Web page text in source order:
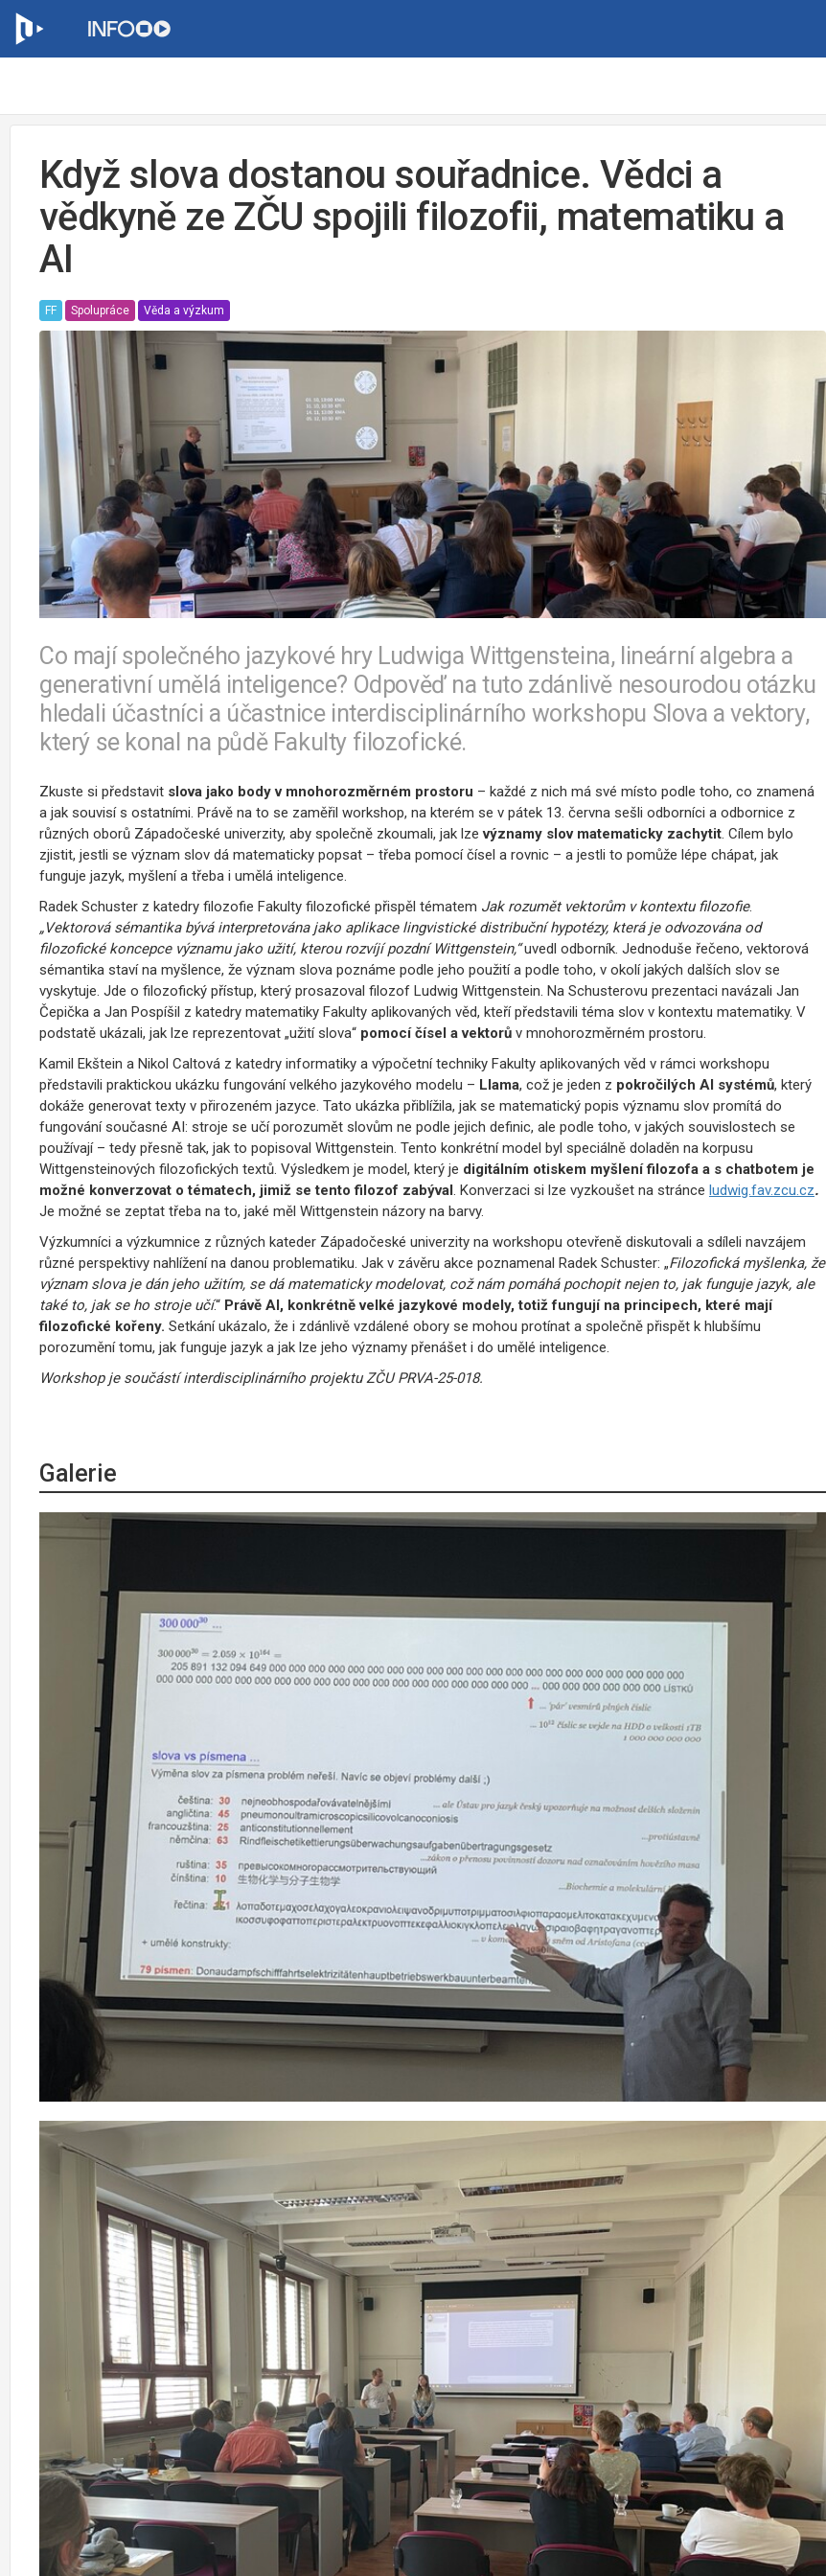
Když slova dostanou souřadnice. Vědci a
vědkyně ze ZČU spojili filozofii, matematiku a
AI
FF Spolupráce Věda a výzkum
Co mají společného jazykové hry Ludwiga Wittgensteina, lineární algebra a
generativní umělá inteligence? Odpověď na tuto zdánlivě nesourodou otázku
hledali účastníci a účastnice interdisciplinárního workshopu Slova a vektory,
který se konal na půdě Fakulty filozofické.
Zkuste si představit slova jako body v mnohorozměrném prostoru – každé z nich má své místo podle toho, co znamená
a jak souvisí s ostatními. Právě na to se zaměřil workshop, na kterém se v pátek 13. června sešli odborníci a odbornice z
různých oborů Západočeské univerzity, aby společně zkoumali, jak lze významy slov matematicky zachytit . Cílem bylo
zjistit, jestli se význam slov dá matematicky popsat – třeba pomocí čísel a rovnic – a jestli to pomůže lépe chápat, jak
funguje jazyk, myšlení a třeba i umělá inteligence.
Radek Schuster z katedry filozofie Fakulty filozofické přispěl tématem Jak rozumět vektorům v kontextu filozofie.
„Vektorová sémantika bývá interpretována jako aplikace lingvistické distribuční hypotézy, která je odvozována od
filozofické koncepce významu jako užití, kterou rozvíjí pozdní Wittgenstein,“uvedl odborník. Jednoduše řečeno, vektorová
sémantika staví na myšlence, že význam slova poznáme podle jeho použití a podle toho, v okolí jakých dalších slov se
vyskytuje. Jde o filozofický přístup, který prosazoval filozof Ludwig Wittgenstein. Na Schusterovu prezentaci navázali Jan
Čepička a Jan Pospíšil z katedry matematiky Fakulty aplikovaných věd, kteří představili téma slov v kontextu matematiky. V
podstatě ukázali, jak lze reprezentovat „užití slova“ pomocí čísel a vektorů v mnohorozměrném prostoru.
Kamil Ekštein a Nikol Caltová z katedry informatiky a výpočetní techniky Fakulty aplikovaných věd v rámci workshopu
představili praktickou ukázku fungování velkého jazykového modelu – Llama, což je jeden z pokročilých AI systémů, který
dokáže generovat texty v přirozeném jazyce. Tato ukázka přiblížila, jak se matematický popis významu slov promítá do
fungování současné AI: stroje se učí porozumět slovům ne podle jejich definic, ale podle toho, v jakých souvislostech se
používají – tedy přesně tak, jak to popisoval Wittgenstein. Tento konkrétní model byl speciálně doladěn na korpusu
Wittgensteinových filozofických textů. Výsledkem je model, který je digitálním otiskem myšlení filozofa a s chatbotem je
možné konverzovat o tématech, jimiž se tento filozof zabýval . Konverzaci si lze vyzkoušet na stránce ludwig.fav.zcu.cz.
Je možné se zeptat třeba na to, jaké měl Wittgenstein názory na barvy.
Výzkumníci a výzkumnice z různých kateder Západočeské univerzity na workshopu otevřeně diskutovali a sdíleli navzájem
různé perspektivy nahlížení na danou problematiku. Jak v závěru akce poznamenal Radek Schuster: „Filozofická myšlenka, že
význam slova je dán jeho užitím, se dá matematicky modelovat, což nám pomáhá pochopit nejen to, jak funguje jazyk, ale
také to, jak se ho stroje učí.“ Právě AI, konkrétně velké jazykové modely, totiž fungují na principech, které mají
filozofické kořeny. Setkání ukázalo, že i zdánlivě vzdálené obory se mohou protínat a společně přispět k hlubšímu
porozumění tomu, jak funguje jazyk a jak lze jeho významy přenášet i do umělé inteligence.
Workshop je součástí interdisciplinárního projektu ZČU PRVA-25-018.
Galerie